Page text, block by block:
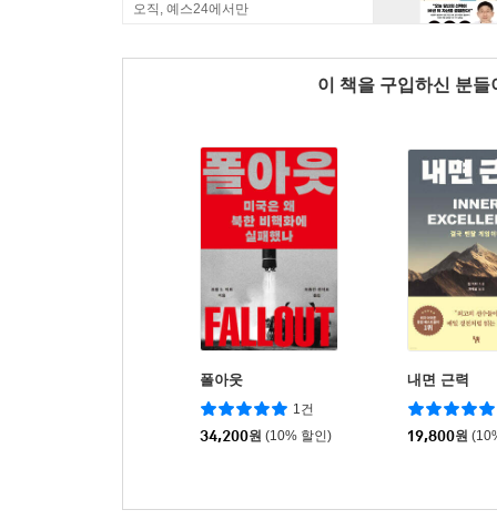
오직, 예스24에서만
이 책을 구입하신 분
폴아웃
1건
34,200원 (10% 할인)
내면 근력
19,800원